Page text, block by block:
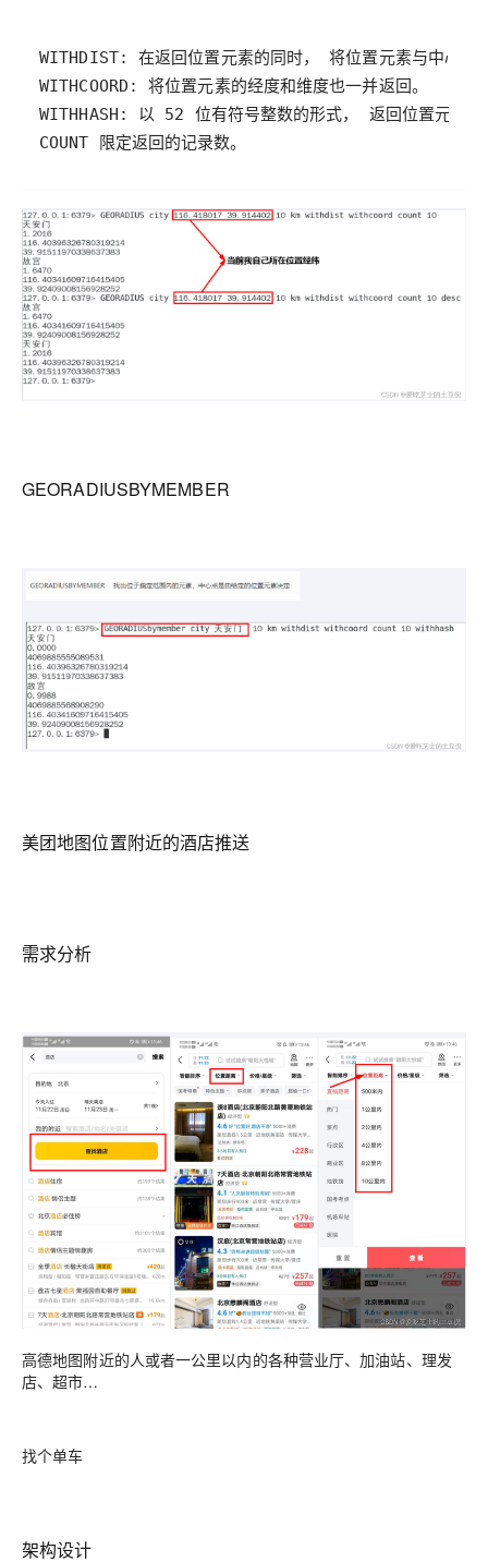
GEORADIUSBYMEMBER
美团地图位置附近的酒店推送
需求分析
高德地图附近的人或者一公里以内的各种营业厅、加油站、理发
店、超市…
找个单车
架构设计